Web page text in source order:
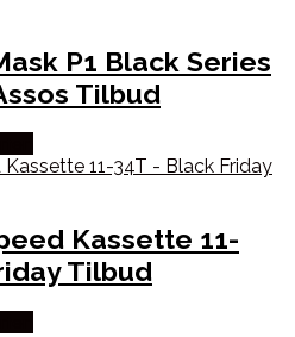
P1 Black Series
Tilbud
Kassette 11-
Tilbud